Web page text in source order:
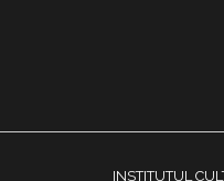
INSTITUTUL